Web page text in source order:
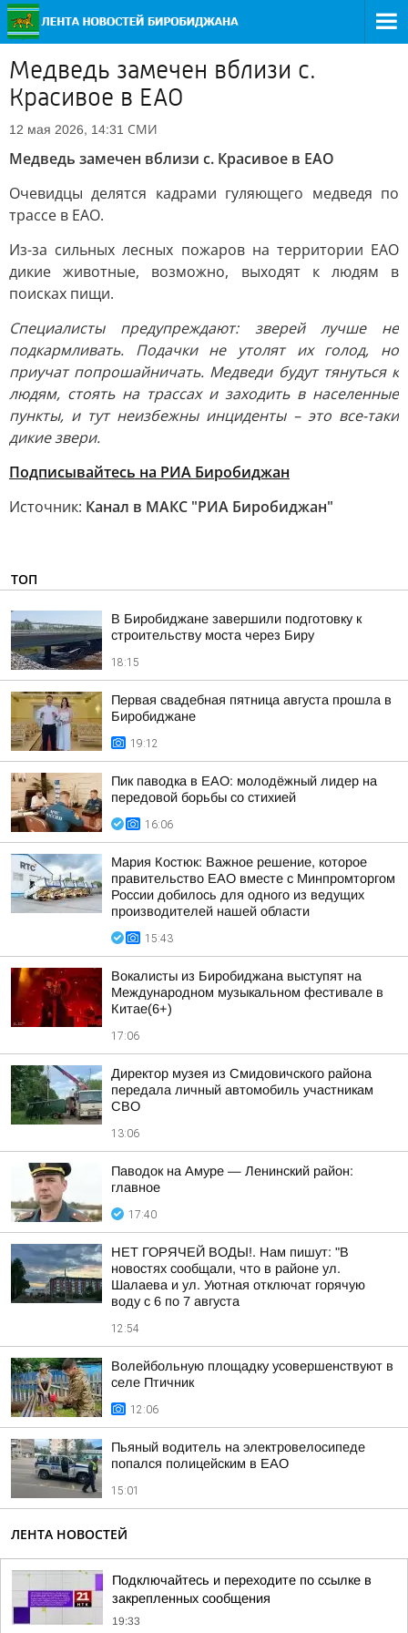
Медведь замечен вблизи с.
Красивое в ЕАО
12 мая 2026, 14:31 СМИ
Медведь замечен вблизи с. Красивое в ЕАО
Очевидцы делятся кадрами гуляющего медведя по
трассе в ЕАО.
Из-за сильных лесных пожаров на территории ЕАО
дикие животные, возможно, выходят к людям в
поисках пищи.
Специалисты предупреждают: зверей лучше не
подкармливать. Подачки не утолят их голод, но
приучат попрошайничать. Медведи будут тянуться к
людям, стоять на трассах и заходить в населенные
пункты, и тут неизбежны инциденты – это все-таки
дикие звери.
Подписывайтесь на РИА Биробиджан
Источник: Канал в МАКС "РИА Биробиджан"
ТОП
В Биробиджане завершили подготовку к
строительству моста через Биру
18:15
Первая свадебная пятница августа прошла в
Биробиджане
19:12
Пик паводка в ЕАО: молодёжный лидер на
передовой борьбы со стихией
16:06
Мария Костюк: Важное решение, которое
правительство ЕАО вместе с Минпромторгом
России добилось для одного из ведущих
производителей нашей области
15:43
Вокалисты из Биробиджана выступят на
Международном музыкальном фестивале в
Китае(6+)
17:06
Директор музея из Смидовичского района
передала личный автомобиль участникам
СВО
13:06
Паводок на Амуре — Ленинский район:
главное
17:40
НЕТ ГОРЯЧЕЙ ВОДЫ!. Нам пишут: "В
новостях сообщали, что в районе ул.
Шалаева и ул. Уютная отключат горячую
воду с 6 по 7 августа
12:54
Волейбольную площадку усовершенствуют в
селе Птичник
12:06
Пьяный водитель на электровелосипеде
попался полицейским в ЕАО
15:01
ЛЕНТА НОВОСТЕЙ
Подключайтесь и переходите по ссылке в
закрепленных сообщения
19:33